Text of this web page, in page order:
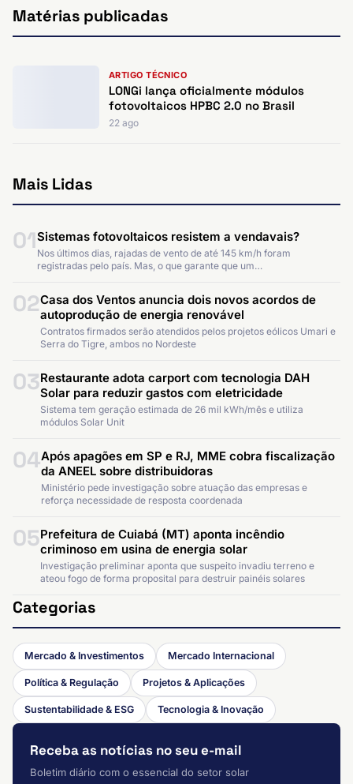
Matérias publicadas
ARTIGO TÉCNICO
LONGi lança oficialmente módulos
fotovoltaicos HPBC 2.0 no Brasil
22 ago
Mais Lidas
01Sistemas fotovoltaicos resistem a vendavais?
Nos últimos dias, rajadas de vento de até 145 km/h foram
registradas pelo país. Mas, o que garante que um…
02Casa dos Ventos anuncia dois novos acordos de
autoprodução de energia renovável
Contratos firmados serão atendidos pelos projetos eólicos Umari e
Serra do Tigre, ambos no Nordeste
03Restaurante adota carport com tecnologia DAH
Solar para reduzir gastos com eletricidade
Sistema tem geração estimada de 26 mil kWh/mês e utiliza
módulos Solar Unit
04Após apagões em SP e RJ, MME cobra fiscalização
da ANEEL sobre distribuidoras
Ministério pede investigação sobre atuação das empresas e
reforça necessidade de resposta coordenada
05Prefeitura de Cuiabá (MT) aponta incêndio
criminoso em usina de energia solar
Investigação preliminar aponta que suspeito invadiu terreno e
ateou fogo de forma proposital para destruir painéis solares
Categorias
Mercado & Investimentos Mercado Internacional
Política & Regulação Projetos & Aplicações
Sustentabilidade & ESG Tecnologia & Inovação
Receba as notícias no seu e-mail
Boletim diário com o essencial do setor solar